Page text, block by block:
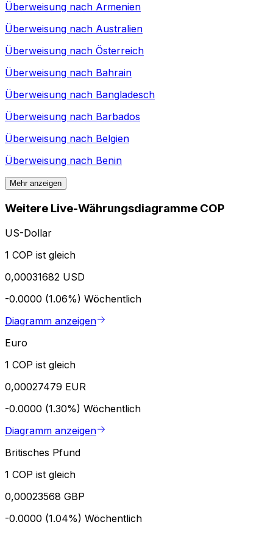
Überweisung nach Armenien
Überweisung nach Australien
Überweisung nach Österreich
Überweisung nach Bahrain
Überweisung nach Bangladesch
Überweisung nach Barbados
Überweisung nach Belgien
Überweisung nach Benin
Mehr anzeigen
Weitere Live-Währungsdiagramme COP
US-Dollar
1 COP ist gleich
0,00031682 USD
-0.0000 (1.06%) Wöchentlich
Diagramm anzeigen
Euro
1 COP ist gleich
0,00027479 EUR
-0.0000 (1.30%) Wöchentlich
Diagramm anzeigen
Britisches Pfund
1 COP ist gleich
0,00023568 GBP
-0.0000 (1.04%) Wöchentlich